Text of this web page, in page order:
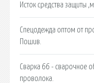
Исток средства защиты
Спецодежда оптом от
Пошив.
Сварка 66 - сварочное
проволока.